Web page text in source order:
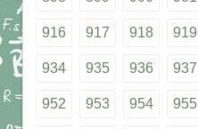
916 917 918 919
934 935 936 937
952 953 954 955